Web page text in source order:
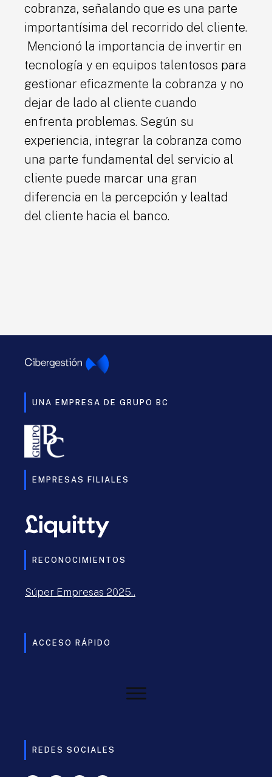
cobranza, señalando que es una parte
importantísima del recorrido del cliente.
Mencionó la importancia de invertir en
tecnología y en equipos talentosos para
gestionar eficazmente la cobranza y no
dejar de lado al cliente cuando
enfrenta problemas. Según su
experiencia, integrar la cobranza como
una parte fundamental del servicio al
cliente puede marcar una gran
diferencia en la percepción y lealtad
del cliente hacia el banco.
UNA EMPRESA DE GRUPO BC
EMPRESAS FILIALES
RECONOCIMIENTOS
Súper Empresas 2025..
ACCESO RÁPIDO
REDES SOCIALES